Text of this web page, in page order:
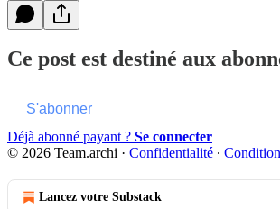
Ce post est destiné aux
S'abonner
Déjà abonné payant ? Se connecter
© 2026 Team.archi · Confidentialité ∙
Lancez votre Substack